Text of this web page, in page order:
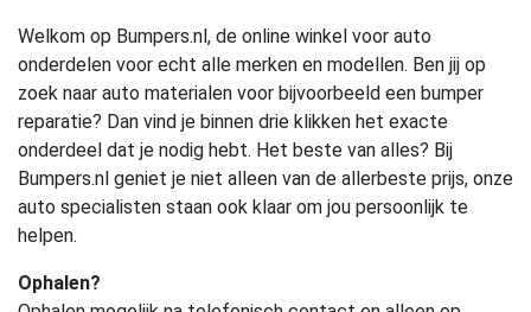
Welkom op Bumpers.nl, de online winkel voor auto
onderdelen voor echt alle merken en modellen. Ben jij op
zoek naar auto materialen voor bijvoorbeeld een bumper
reparatie? Dan vind je binnen drie klikken het exacte
onderdeel dat je nodig hebt. Het beste van alles? Bij
Bumpers.nl geniet je niet alleen van de allerbeste prijs, onze
auto specialisten staan ook klaar om jou persoonlijk te
helpen.
Ophalen?